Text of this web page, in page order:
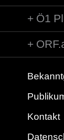
Ö1
Kontakt